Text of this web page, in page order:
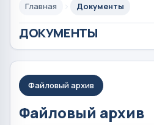
Главная Документы
ДОКУМЕНТЫ
Файловый архив
Файловый архив